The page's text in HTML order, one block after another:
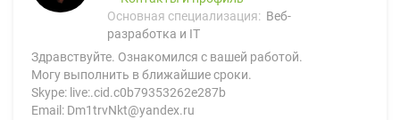
Основная специализация: Веб-
разработка и IT
Здравствуйте. Ознакомился с вашей работой.
Могу выполнить в ближайшие сроки.
Skype: live:.cid.c0b79353262e287b
Email: Dm1trvNkt@yandex.ru